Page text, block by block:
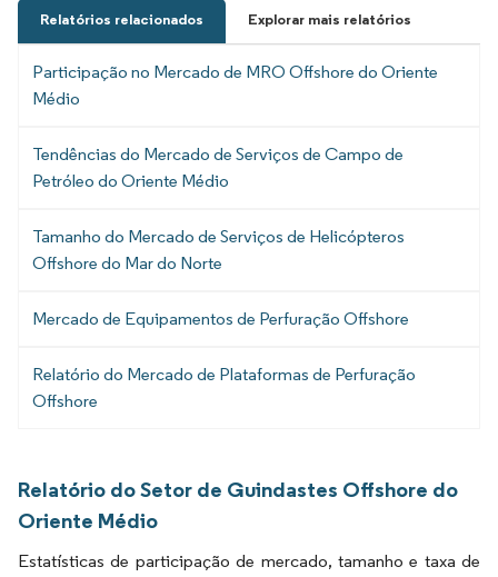
Relatórios relacionados Explorar mais relatórios
Participação no Mercado de MRO Offshore do Oriente
Médio
Tendências do Mercado de Serviços de Campo de
Petróleo do Oriente Médio
Tamanho do Mercado de Serviços de Helicópteros
Offshore do Mar do Norte
Mercado de Equipamentos de Perfuração Offshore
Relatório do Mercado de Plataformas de Perfuração
Offshore
Relatório do Setor de Guindastes Offshore do
Oriente Médio
Estatísticas de participação de mercado, tamanho e taxa de